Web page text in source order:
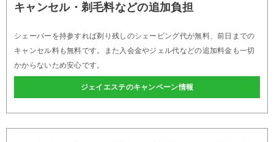
キャンセル・剃毛料などの追加負担
シェーバーを持参すれば剃り残しのシェービング代が無料、前日までの
キャンセル料も無料です。また入会金やジェル代などの追加料金も一切
かからないため安心です。
ジェイエステのキャンペーン情報